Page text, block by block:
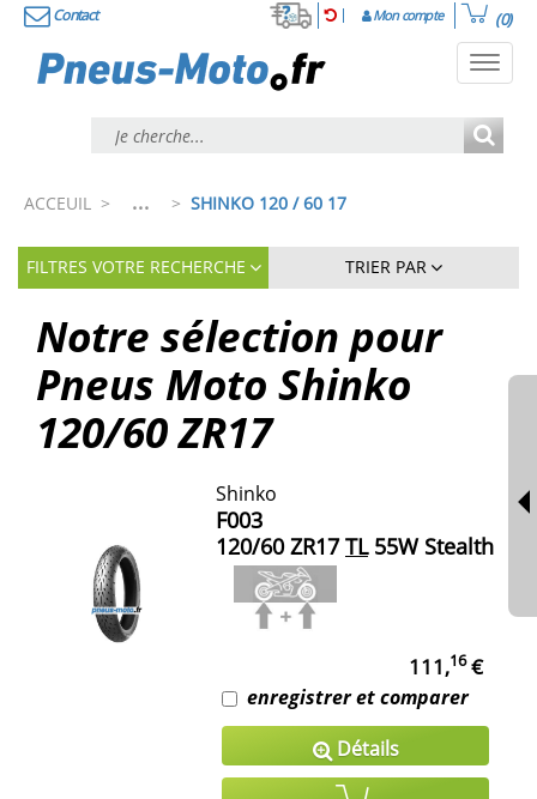
Contact Mon compte (0)
ACCEUIL > ... > SHINKO 120 / 60 17
FILTRES VOTRE RECHERCHE TRIER PAR
Notre sélection pour
Pneus Moto Shinko
120/60 ZR17
Shinko
F003
120/60 ZR17 TL55W Stealth
111,16€
enregistrer et comparer
Détails